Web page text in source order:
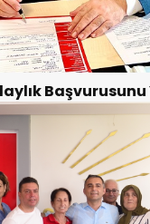
Başvurusunu